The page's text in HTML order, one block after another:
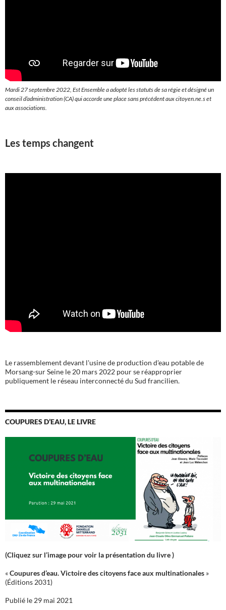
Mardi 27 septembre 2022, Est Ensemble a adopté les statuts de sa régie et désigné un
conseil d’administration (CA) qui accorde une place sans précédent aux citoyen.ne.s et
aux associations.
Les temps changent
Le rassemblement devant l'usine de production d'eau potable de
Morsang-sur Seine le 20 mars 2022 pour se réapproprier
publiquement le réseau interconnecté du Sud francilien.
COUPURES D’EAU, LE LIVRE
(Cliquez sur l’image pour voir la présentation du livre )
«Coupures d’eau. Victoire des citoyens face aux multinationales »
(Éditions 2031)
Publié le 29 mai 2021